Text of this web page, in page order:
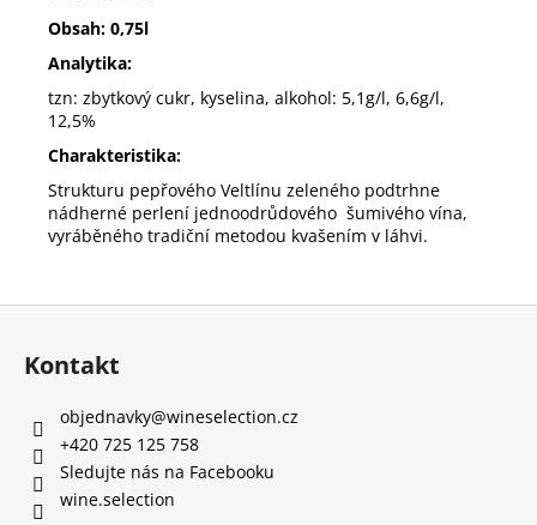
Obsah: 0,75l
Analytika:
tzn: zbytkový cukr, kyselina, alkohol: 5,1g/l, 6,6g/l,
12,5%
Charakteristika:
Strukturu pepřového Veltlínu zeleného podtrhne
nádherné perlení jednoodrůdového šumivého vína,
vyráběného tradiční metodou kvašením v láhvi.
Z
Kontakt
objednavky@wineselection.cz
+420 725 125 758
Sledujte nás na Facebooku
wine.selection